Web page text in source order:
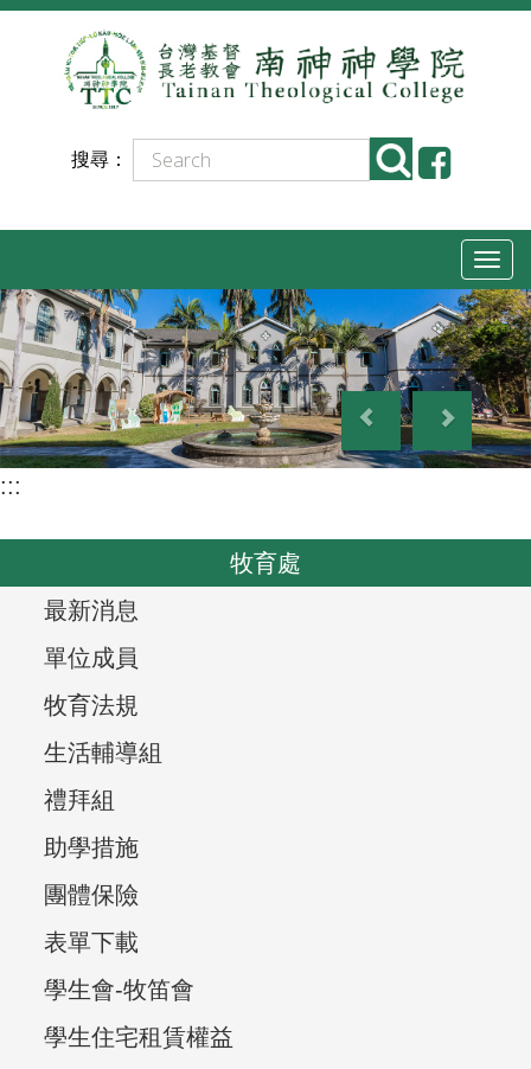
跳
搜尋：
T
o
g
g
l
e
i
P
r
e
o
e
x
:::
牧育處
T
r
e
e
v
i
e
w
,
最新消息
單位成員
牧育法規
生活輔導組
禮拜組
助學措施
團體保險
表單下載
學生會-牧笛會
學生住宅租賃權益